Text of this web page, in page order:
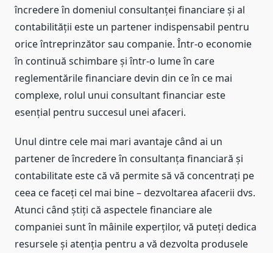
încredere în domeniul consultanței financiare și al
contabilității este un partener indispensabil pentru
orice întreprinzător sau companie. Într-o economie
în continuă schimbare și într-o lume în care
reglementările financiare devin din ce în ce mai
complexe, rolul unui consultant financiar este
esențial pentru succesul unei afaceri.
Unul dintre cele mai mari avantaje când ai un
partener de încredere în consultanța financiară și
contabilitate este că vă permite să vă concentrați pe
ceea ce faceți cel mai bine – dezvoltarea afacerii dvs.
Atunci când știți că aspectele financiare ale
companiei sunt în mâinile experților, vă puteți dedica
resursele și atenția pentru a vă dezvolta produsele